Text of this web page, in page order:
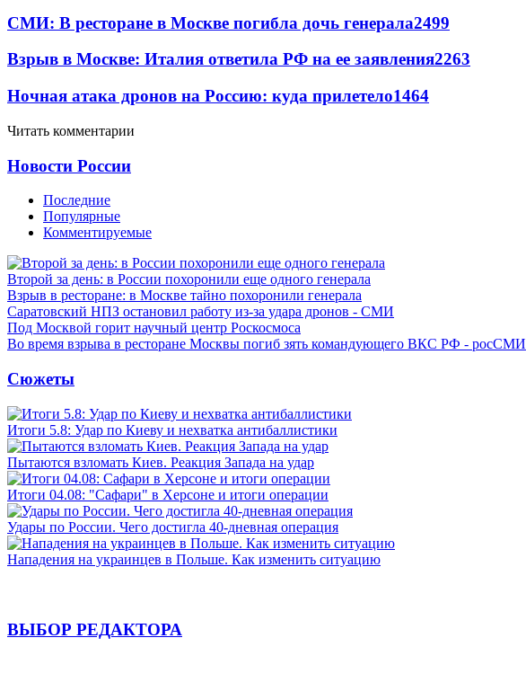
СМИ: В ресторане в Москве погибла дочь генерала2499
Взрыв в Москве: Италия ответила РФ на ее заявления2263
Ночная атака дронов на Россию: куда прилетело1464
Читать комментарии
Новости России
Последние
Популярные
Комментируемые
Второй за день: в России похоронили еще одного генерала
Взрыв в ресторане: в Москве тайно похоронили генерала
Саратовский НПЗ остановил работу из-за удара дронов - СМИ
Под Москвой горит научный центр Роскосмоса
Во время взрыва в ресторане Москвы погиб зять командующего ВКС РФ - росСМИ
Сюжеты
Итоги 5.8: Удар по Киеву и нехватка антибаллистики
Пытаются взломать Киев. Реакция Запада на удар
Итоги 04.08: "Сафари" в Херсоне и итоги операции
Удары по России. Чего достигла 40-дневная операция
Нападения на украинцев в Польше. Как изменить ситуацию
ВЫБОР РЕДАКТОРА